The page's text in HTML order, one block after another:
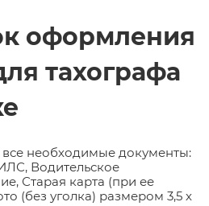
оформления
тахографа
все необходимые документы:
Водительское
Старая карта (при ее
(без уголка) размером 3,5 х